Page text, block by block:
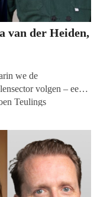
van der Heiden,
we de
volgen – een
Teulings